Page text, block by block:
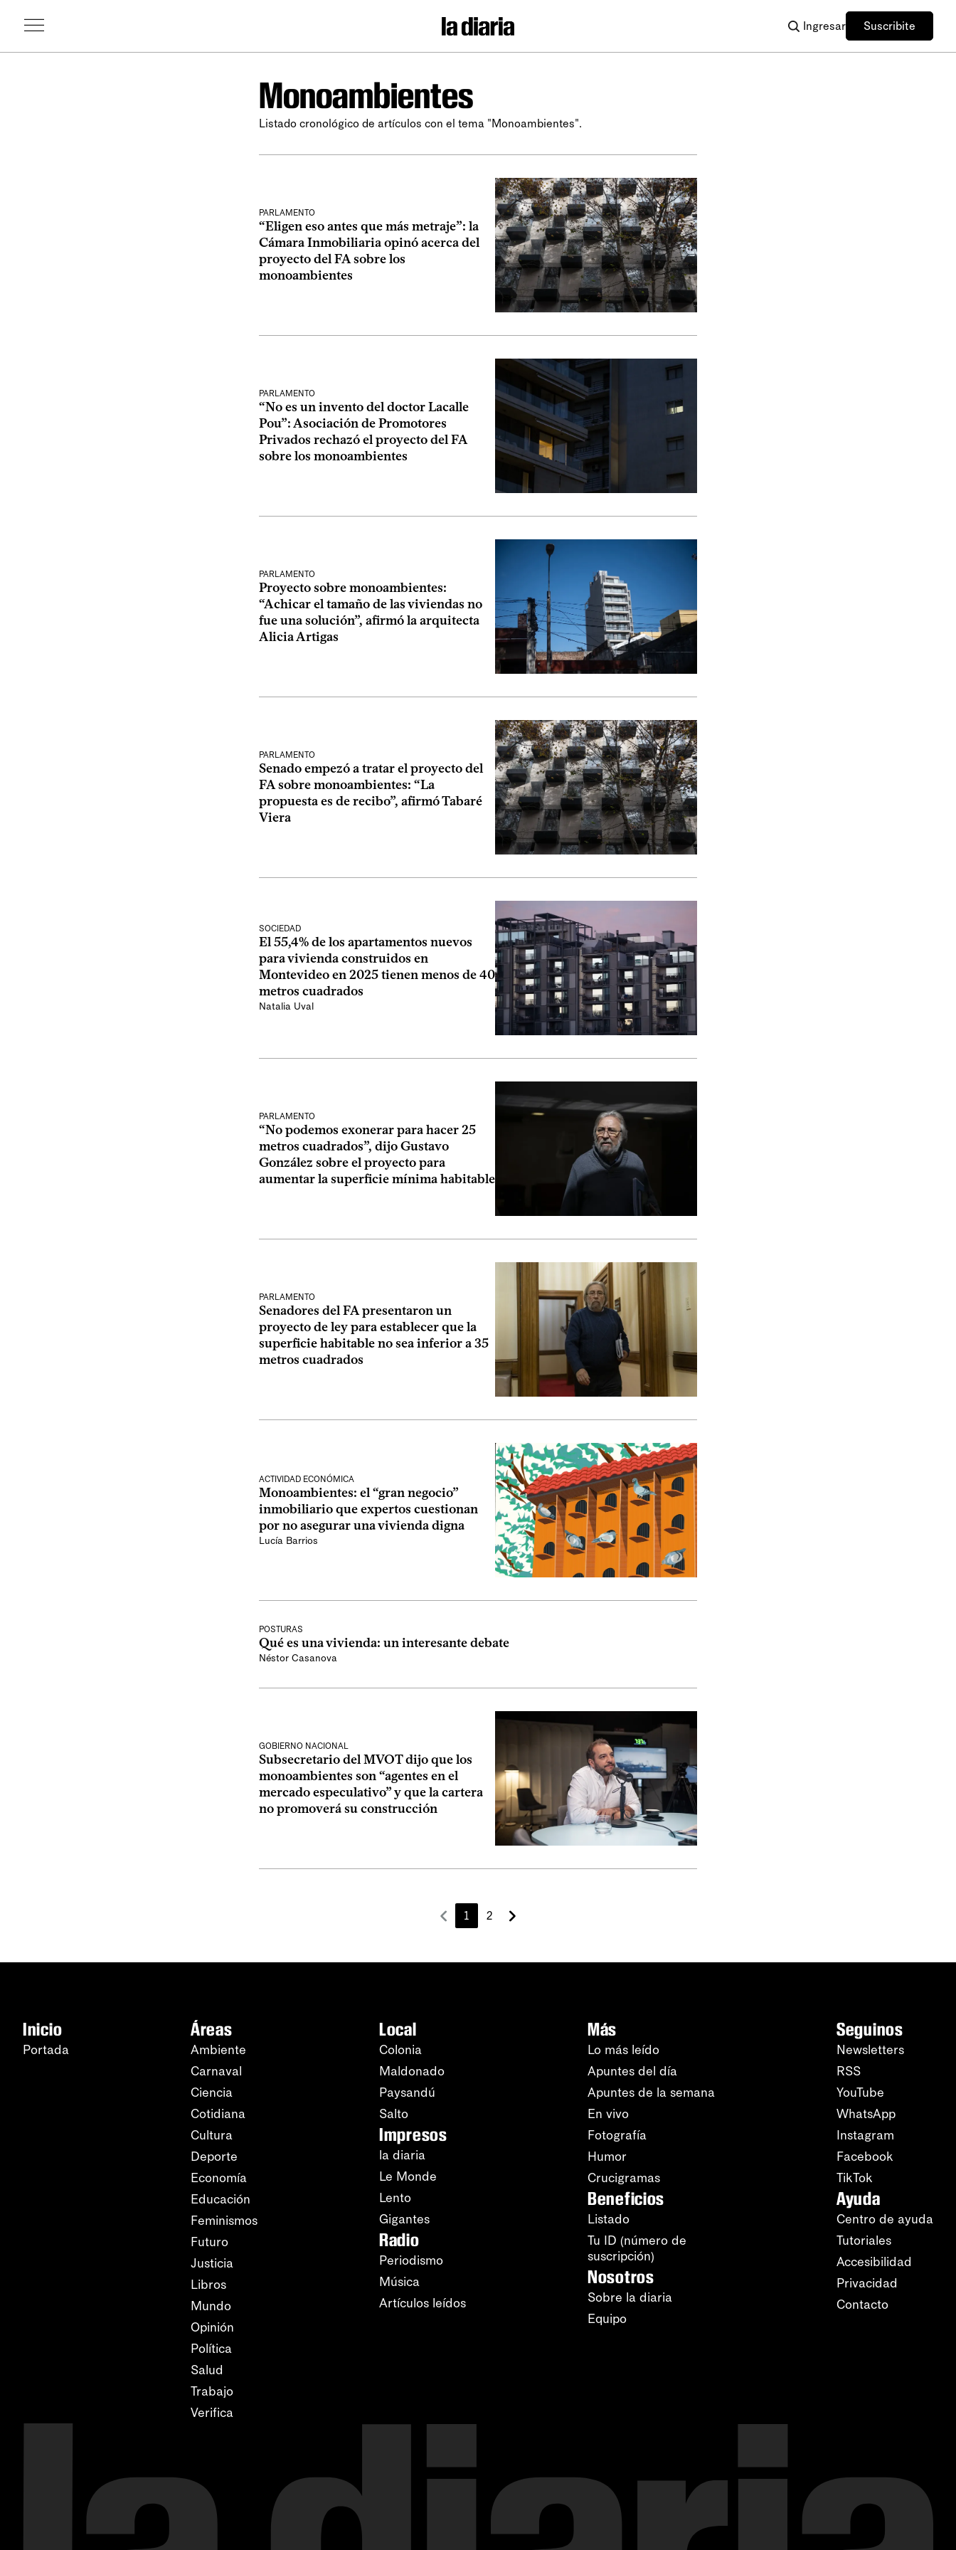
Ingresar Suscribite
Monoambientes
Listado cronológico de artículos con el tema "Monoambientes".
PARLAMENTO
“Eligen eso antes que más metraje”: la
Cámara Inmobiliaria opinó acerca del
proyecto del FA sobre los
monoambientes
PARLAMENTO
“No es un invento del doctor Lacalle
Pou”: Asociación de Promotores
Privados rechazó el proyecto del FA
sobre los monoambientes
PARLAMENTO
Proyecto sobre monoambientes:
“Achicar el tamaño de las viviendas no
fue una solución”, afirmó la arquitecta
Alicia Artigas
PARLAMENTO
Senado empezó a tratar el proyecto del
FA sobre monoambientes: “La
propuesta es de recibo”, afirmó Tabaré
Viera
SOCIEDAD
El 55,4% de los apartamentos nuevos
para vivienda construidos en
Montevideo en 2025 tienen menos de 40
metros cuadrados
Natalia Uval
PARLAMENTO
“No podemos exonerar para hacer 25
metros cuadrados”, dijo Gustavo
González sobre el proyecto para
aumentar la superficie mínima habitable
PARLAMENTO
Senadores del FA presentaron un
proyecto de ley para establecer que la
superficie habitable no sea inferior a 35
metros cuadrados
ACTIVIDAD ECONÓMICA
Monoambientes: el “gran negocio”
inmobiliario que expertos cuestionan
por no asegurar una vivienda digna
Lucía Barrios
POSTURAS
Qué es una vivienda: un interesante debate
Néstor Casanova
GOBIERNO NACIONAL
Subsecretario del MVOT dijo que los
monoambientes son “agentes en el
mercado especulativo” y que la cartera
no promoverá su construcción
1 2
Inicio
Portada
Áreas
Ambiente
Carnaval
Ciencia
Cotidiana
Cultura
Deporte
Economía
Educación
Feminismos
Futuro
Justicia
Libros
Mundo
Opinión
Política
Salud
Trabajo
Verifica
Local
Colonia
Maldonado
Paysandú
Salto
Impresos
la diaria
Le Monde
Lento
Gigantes
Radio
Periodismo
Música
Artículos leídos
Más
Lo más leído
Apuntes del día
Apuntes de la semana
En vivo
Fotografía
Humor
Crucigramas
Beneficios
Listado
Tu ID (número de
suscripción)
Nosotros
Sobre la diaria
Equipo
Seguinos
Newsletters
RSS
YouTube
WhatsApp
Instagram
Facebook
TikTok
Ayuda
Centro de ayuda
Tutoriales
Accesibilidad
Privacidad
Contacto